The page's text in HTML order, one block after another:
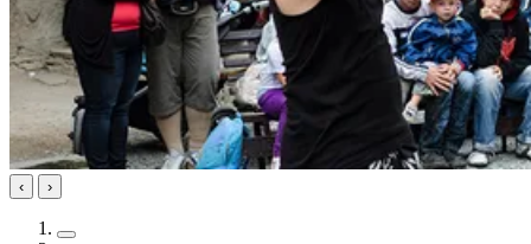
‹ ›